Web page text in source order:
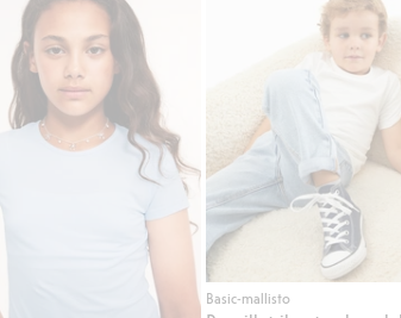
Lyhythihainen paita
Basic-mallisto